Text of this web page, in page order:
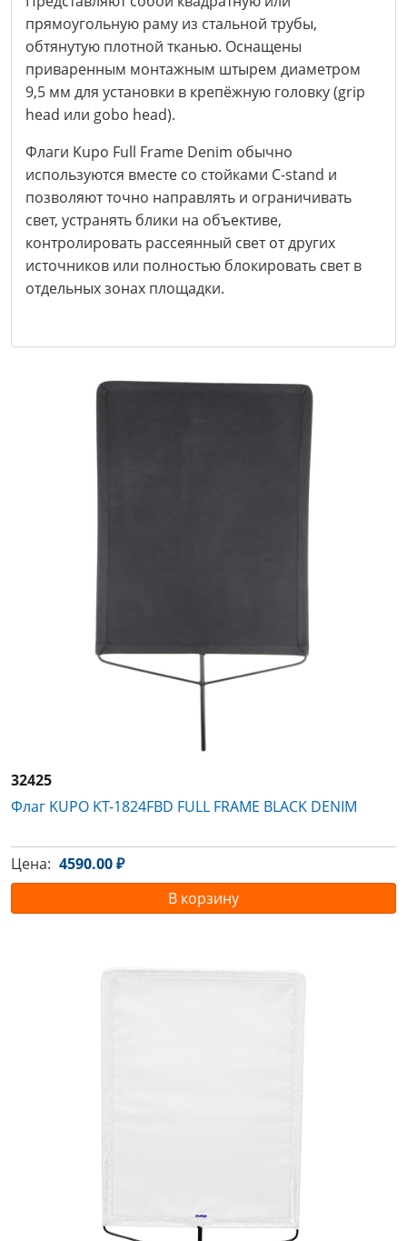
прямоугольную раму из стальной трубы,
обтянутую плотной тканью. Оснащены
приваренным монтажным штырем диаметром
9,5 мм для установки в крепёжную головку (grip
head или gobo head).
Флаги Kupo Full Frame Denim обычно
используются вместе со стойками C-stand и
позволяют точно направлять и ограничивать
свет, устранять блики на объективе,
контролировать рассеянный свет от других
источников или полностью блокировать свет в
отдельных зонах площадки.
32425
Флаг KUPO KT-1824FBD FULL FRAME BLACK DENIM
Цена: 4590.00 ₽
В корзину